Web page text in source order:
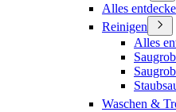
Alles
Reinigen
Alles
Waschen &